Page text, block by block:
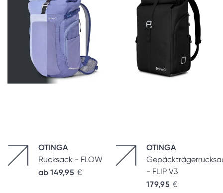
OTINGA
Rucksack - FLOW
ab 149,95 €
OTINGA
- FLIP V3
179,95 €